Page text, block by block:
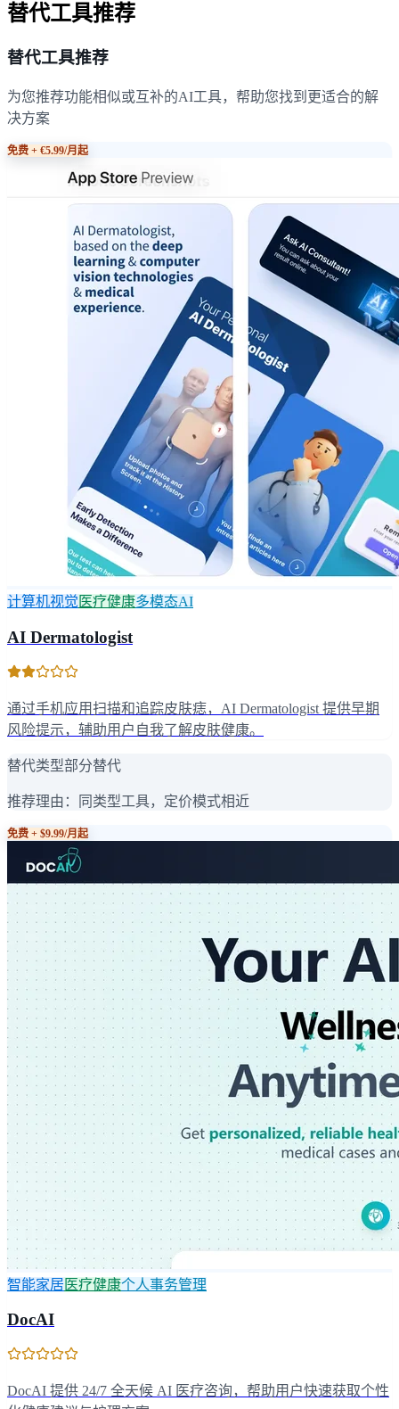
替代工具推荐
替代工具推荐
为您推荐功能相似或互补的AI工具，帮助您找到更适合的解
决方案
免费 + €5.99/月起
计算机视觉 医疗健康多模态AI
AI Dermatologist
通过手机应用扫描和追踪皮肤痣，AI Dermatologist 提供早期
风险提示，辅助用户自我了解皮肤健康。
替代类型部分替代
推荐理由： 同类型工具，定价模式相近
免费 + $9.99/月起
智能家居 医疗健康个人事务管理
DocAI
DocAI 提供 24/7 全天候 AI 医疗咨询，帮助用户快速获取个性